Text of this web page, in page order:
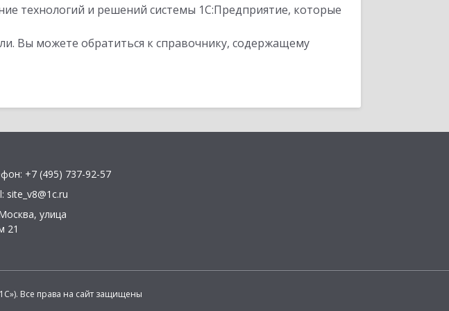
технологий и решений системы 1С:Предприятие, которые
Вы можете обратиться к справочнику, содержащему
+7 (495) 737-92-57
site_v8@1c.ru
, улица
21
Все права на сайт защищены